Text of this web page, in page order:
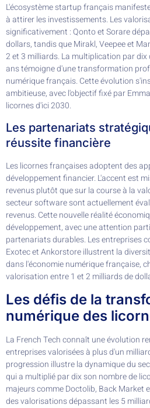
L'écosystème startup français
à attirer les investissements. Les
significativement : Qonto et Sorare
dollars, tandis que Mirakl, Veepee et
2 et 3 milliards. La multiplication par
ans témoigne d'une transformation
numérique français. Cette évolution
ambitieuse, avec l'objectif fixé par
licornes d'ici 2030.
Les partenariats
réussite financière
Les licornes françaises adoptent des
développement financier. L'accent est
revenus plutôt que sur la course à la
secteur software sont actuellement
revenus. Cette nouvelle réalité
développement, avec une attention
partenariats durables. Les entreprises
Exotec et Ankorstore illustrent la
dans l'économie numérique française,
valorisation entre 1 et 2 milliards de
Les défis de la
numérique des
La French Tech connaît une évolution
entreprises valorisées à plus d'un
progression illustre la dynamique du
qui a multiplié par dix son nombre de
majeurs comme Doctolib, Back Market
des valorisations dépassant les 5